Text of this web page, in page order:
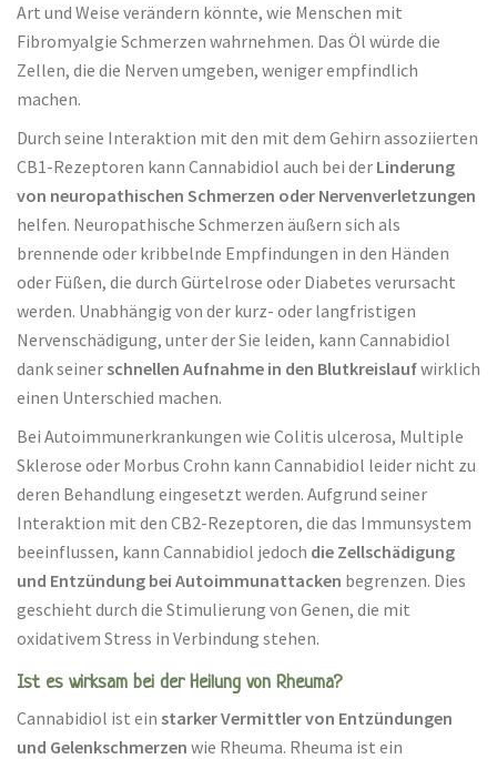
Art und Weise verändern könnte, wie Menschen mit
Fibromyalgie Schmerzen wahrnehmen. Das Öl würde die
Zellen, die die Nerven umgeben, weniger empfindlich
machen.
Durch seine Interaktion mit den mit dem Gehirn assoziierten
CB1-Rezeptoren kann Cannabidiol auch bei der Linderung
von neuropathischen Schmerzen oder Nervenverletzungen
helfen. Neuropathische Schmerzen äußern sich als
brennende oder kribbelnde Empfindungen in den Händen
oder Füßen, die durch Gürtelrose oder Diabetes verursacht
werden. Unabhängig von der kurz- oder langfristigen
Nervenschädigung, unter der Sie leiden, kann Cannabidiol
dank seinerschnellen Aufnahme in den Blutkreislaufwirklich
einen Unterschied machen.
Bei Autoimmunerkrankungen wie Colitis ulcerosa, Multiple
Sklerose oder Morbus Crohn kann Cannabidiol leider nicht zu
deren Behandlung eingesetzt werden. Aufgrund seiner
Interaktion mit den CB2-Rezeptoren, die das Immunsystem
beeinflussen, kann Cannabidiol jedoch die Zellschädigung
und Entzündung bei Autoimmunattacken begrenzen. Dies
geschieht durch die Stimulierung von Genen, die mit
oxidativem Stress in Verbindung stehen.
Ist es wirksam bei der Heilung von Rheuma?
Cannabidiol ist ein starker Vermittler von Entzündungen
und Gelenkschmerzen wie Rheuma. Rheuma ist ein